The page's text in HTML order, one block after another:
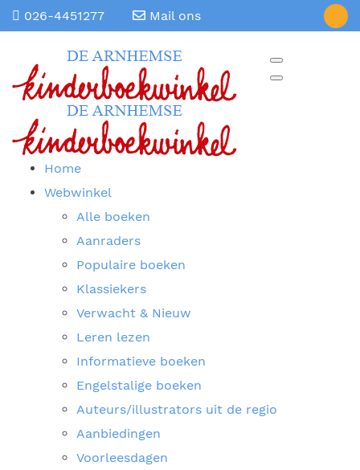
026-4451277 Mail ons
Home
Webwinkel
Alle boeken
Aanraders
Populaire boeken
Klassiekers
Verwacht & Nieuw
Leren lezen
Informatieve boeken
Engelstalige boeken
Auteurs/illustrators uit de regio
Aanbiedingen
Voorleesdagen